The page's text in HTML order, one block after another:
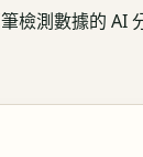
檢測數據的 AI